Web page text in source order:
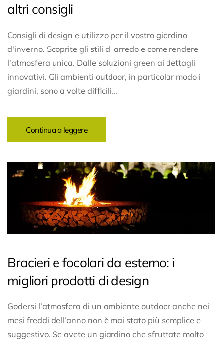
altri consigli
Consigli di design e utilizzo per il vostro giardino
d'inverno. Scoprite gli stili di arredo e come rendere
l'atmosfera unica. Dalle soluzioni green ai dettagli
innovativi. Gli ambienti outdoor, in particolar modo i
giardini, sono a volte difficili...
Continua a leggere
Bracieri e focolari da esterno: i
migliori prodotti di design
Godersi l’atmosfera di un ambiente outdoor anche nei
mesi freddi dell’anno non è mai stato più semplice e
suggestivo. Se avete un giardino che sfruttate molto